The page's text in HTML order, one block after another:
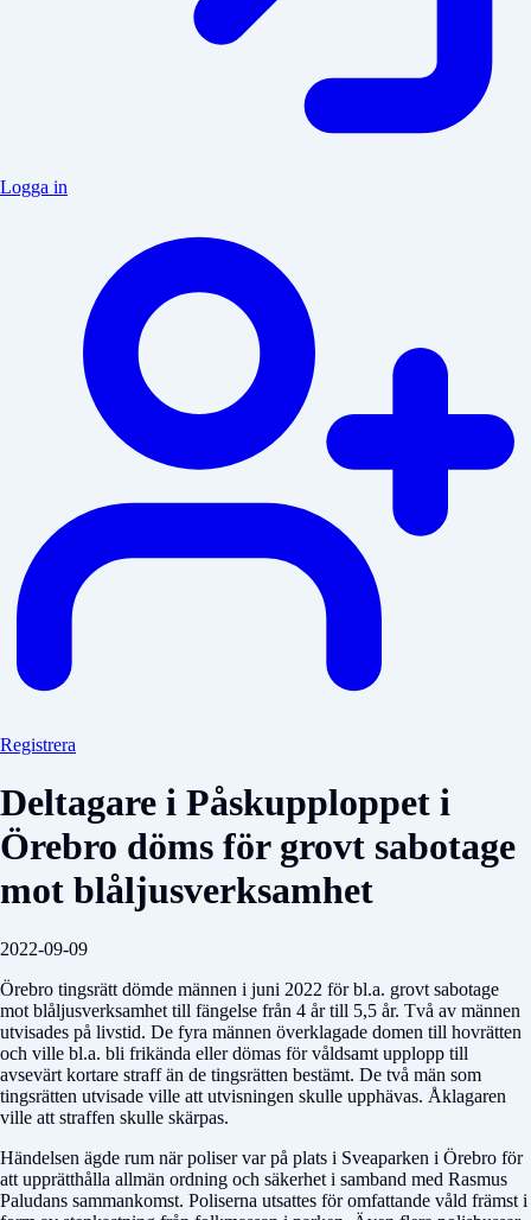
Logga in
Registrera
Deltagare i Påskupploppet i
Örebro döms för grovt sabotage
mot blåljusverksamhet
2022-09-09
Örebro tingsrätt dömde männen i juni 2022 för bl.a. grovt sabotage
mot blåljusverksamhet till fängelse från 4 år till 5,5 år. Två av männen
utvisades på livstid. De fyra männen överklagade domen till hovrätten
och ville bl.a. bli frikända eller dömas för våldsamt upplopp till
avsevärt kortare straff än de tingsrätten bestämt. De två män som
tingsrätten utvisade ville att utvisningen skulle upphävas. Åklagaren
ville att straffen skulle skärpas.
Händelsen ägde rum när poliser var på plats i Sveaparken i Örebro för
att upprätthålla allmän ordning och säkerhet i samband med Rasmus
Paludans sammankomst. Poliserna utsattes för omfattande våld främst i